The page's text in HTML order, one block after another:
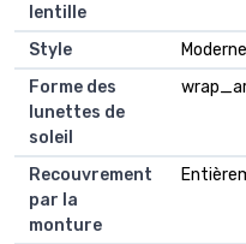
lentille
Style
Moderne
Forme des
lunettes de
soleil
Recouvrement
par la
monture